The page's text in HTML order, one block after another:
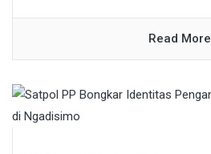
Read More